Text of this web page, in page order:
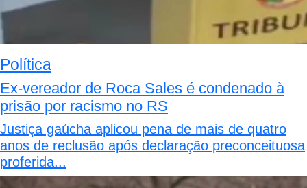
Política
Ex-vereador de Roca Sales é condenado à
prisão por racismo no RS
Justiça gaúcha aplicou pena de mais de quatro
anos de reclusão após declaração preconceituosa
proferida...